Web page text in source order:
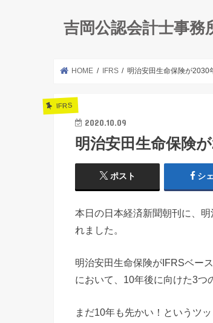
吉岡公認会計士事務
HOME IFRS 明治安田生命保険が2030
IFRS
2020.10.09
明治安田生命保険
ポスト シ
本日の日本経済新聞朝刊に、
れました。
明治安田生命保険がIFRSベー
において、10年後に向けた3つ
まだ10年も先かい！というツ